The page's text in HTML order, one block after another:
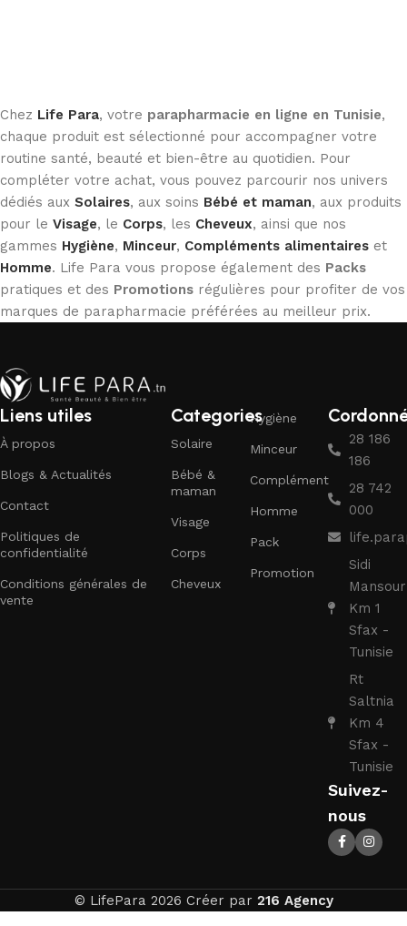
Chez Life Para, votre parapharmacie en ligne en Tunisie,
chaque produit est sélectionné pour accompagner votre
routine santé, beauté et bien-être au quotidien. Pour
compléter votre achat, vous pouvez parcourir nos univers
dédiés aux Solaires, aux soins Bébé et maman, aux produits
pour le Visage, le Corps, les Cheveux, ainsi que nos
gammes Hygiène, Minceur, Compléments alimentaires et
Homme. Life Para vous propose également des Packs
pratiques et des Promotions régulières pour profiter de vos
marques de parapharmacie préférées au meilleur prix.
Liens utiles
À propos
Blogs & Actualités
Contact
Politiques de
confidentialité
Conditions générales de
vente
Categories
Solaire
Bébé &
maman
Visage
Corps
Cheveux
Hygiène
Minceur
Complément
Homme
Pack
Promotion
28 186
186
28 742
000
Sidi
Mansour
Km 1
Sfax -
Tunisie
Rt
Saltnia
Km 4
Sfax -
Tunisie
Suivez-
nous
© LifePara 2026 Créer par 216 Agency
CHICCO